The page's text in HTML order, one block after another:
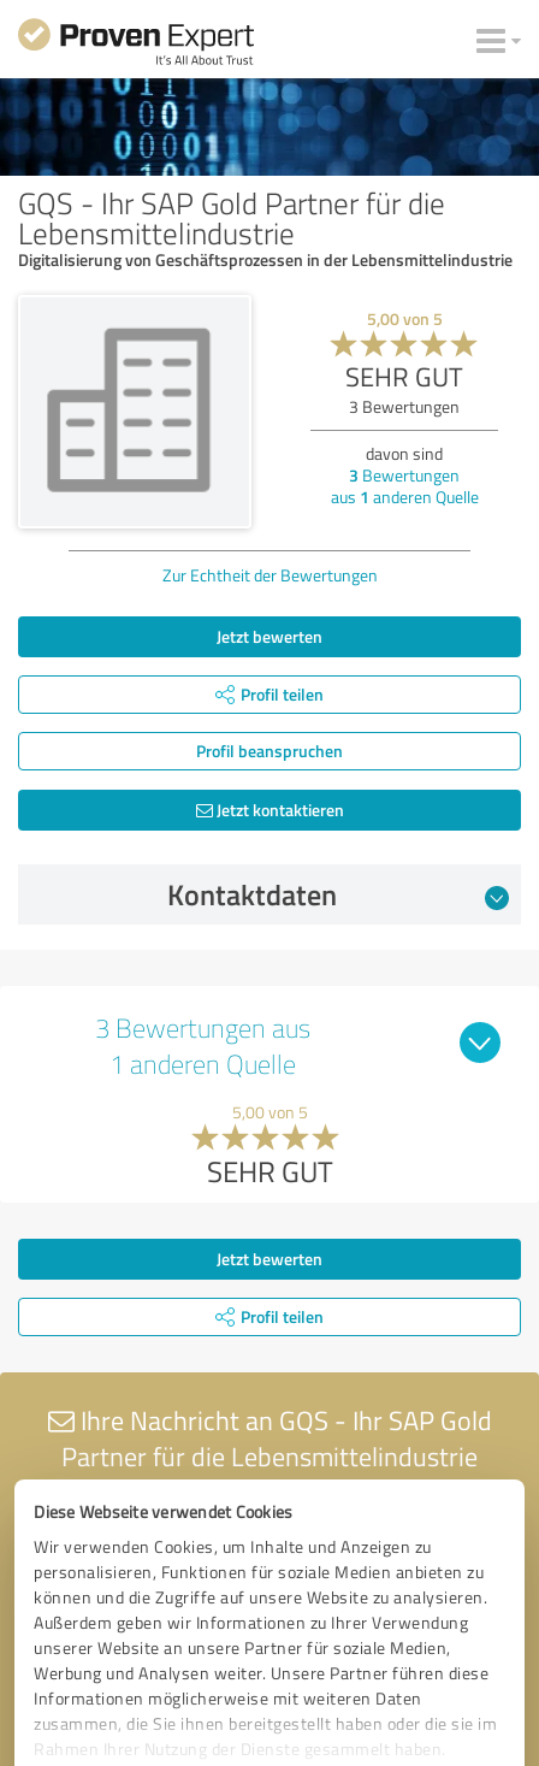
Diese Webseite verwendet Cookies
Wir verwenden Cookies, um Inhalte und Anzeigen zu
personalisieren, Funktionen für soziale Medien anbieten zu
können und die Zugriffe auf unsere Website zu analysieren.
Außerdem geben wir Informationen zu Ihrer Verwendung
unserer Website an unsere Partner für soziale Medien,
Werbung und Analysen weiter. Unsere Partner führen diese
Informationen möglicherweise mit weiteren Daten
zusammen, die Sie ihnen bereitgestellt haben oder die sie im
Rahmen Ihrer Nutzung der Dienste gesammelt haben.
GQS - Ihr SAP Gold Partner für die
Lebensmittelindustrie
Digitalisierung von Geschäftsprozessen in der Lebensmittelindustrie
5,00von 5
SEHR GUT
3 Bewertungen
davon sind
3 Bewertungen
aus 1 anderen Quelle
Zur Echtheit der Bewertungen
Jetzt bewerten
Profil teilen
Profil beanspruchen
Jetzt kontaktieren
Kontaktdaten
3 Bewertungen aus
1 anderen Quelle
5,00 von 5
SEHR GUT
Jetzt bewerten
Profil teilen
Ihre Nachricht an GQS - Ihr SAP Gold
Partner für die Lebensmittelindustrie